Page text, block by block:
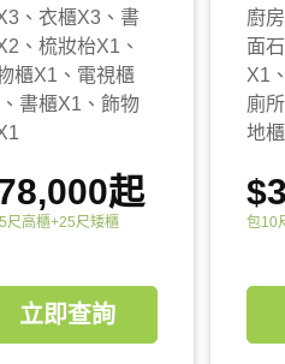
、衣櫃X3、書
、梳妝枱X1、
櫃X1、電視櫃
書櫃X1、飾物
起
尺高櫃+25尺矮櫃
立即查詢
廚
面
X1
廁
地
包10